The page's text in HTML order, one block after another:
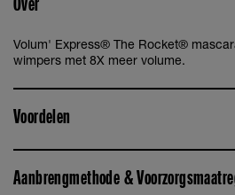
Volum' Express® The Rocket®
wimpers met 8X meer volume.
Voordelen
Aanbrengmethode &